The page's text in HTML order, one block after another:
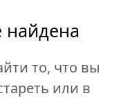
найдена
то, что вы
или в